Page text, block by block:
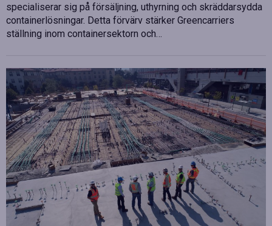
specialiserar sig på försäljning, uthyrning och skräddarsydda
containerlösningar. Detta förvärv stärker Greencarriers
ställning inom containersektorn och…